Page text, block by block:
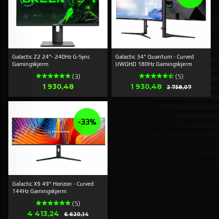
Galactic Z2 24"- 240Hz G-Sync
Gamingskjerm
(3)
Pris
1 930,48
Galactic 34" Quantum - Curved
UWQHD 180Hz Gamingskjerm
(5)
Tilbud
1 930,48 2 758,07Rabat
Galactic X9 49" Horizon - Curved
144Hz Gamingskjerm
(5)
Tilbud
4 413,24 6 620,14Rabat
-33%